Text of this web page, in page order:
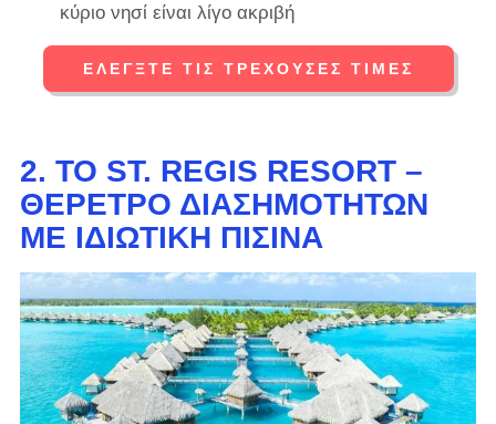
κύριο νησί είναι λίγο ακριβή
ΕΛΈΓΞΤΕ ΤΙΣ ΤΡΈΧΟΥΣΕΣ ΤΙΜΈΣ
2. ΤΟ ST. REGIS RESORT –
ΘΈΡΕΤΡΟ ΔΙΑΣΗΜΟΤΉΤΩΝ
ΜΕ ΙΔΙΩΤΙΚΉ ΠΙΣΊΝΑ